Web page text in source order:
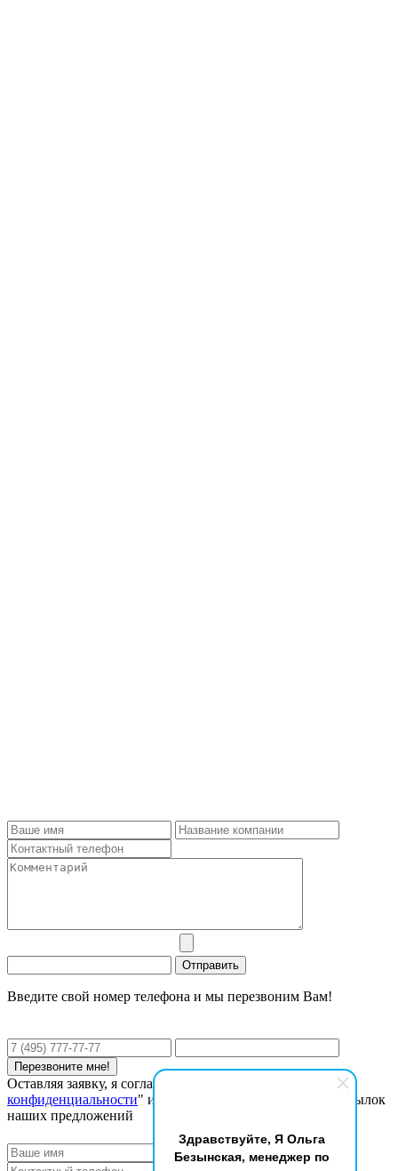
Здравствуйте, Я Ольга
Безынская, менеджер по
Введите свой номер телефона и мы перезвоним Вам!
Оставляя заявку, я соглашаюсь с "
конфиденциальности" и даю согласие на получение рассылок
наших предложений